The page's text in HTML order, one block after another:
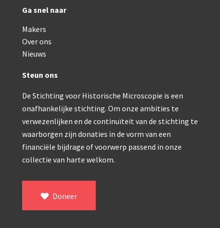
Ga snel naar
Makers
Over ons
Nieuws
Steun ons
De Stichting voor Historische Microscopie is een
onafhankelijke stichting. Om onze ambities te
verwezenlijken en de continuïteit van de stichting te
waarborgen zijn donaties in de vorm van een
financiële bijdrage of voorwerp passend in onze
collectie van harte welkom.
Doneer